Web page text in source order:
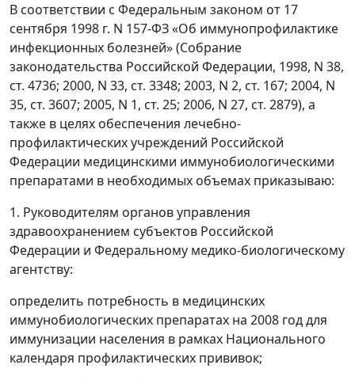
В соответствии с Федеральным законом от 17
сентября 1998 г. N 157-ФЗ «Об иммунопрофилактике
инфекционных болезней» (Собрание
законодательства Российской Федерации, 1998, N 38,
ст. 4736; 2000, N 33, ст. 3348; 2003, N 2, ст. 167; 2004, N
35, ст. 3607; 2005, N 1, ст. 25; 2006, N 27, ст. 2879), а
также в целях обеспечения лечебно-
профилактических учреждений Российской
Федерации медицинскими иммунобиологическими
препаратами в необходимых объемах приказываю:
1. Руководителям органов управления
здравоохранением субъектов Российской
Федерации и Федеральному медико-биологическому
агентству:
определить потребность в медицинских
иммунобиологических препаратах на 2008 год для
иммунизации населения в рамках Национального
календаря профилактических прививок;